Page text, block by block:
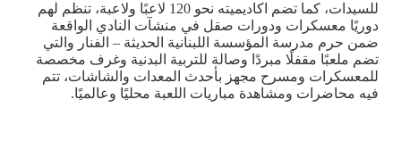
للسيدات، كما تضم اكاديميته نحو 120 لاعبًا ولاعبة، تنظم لهم
دوريًا معسكرات ودورات صقل في منشآت النادي الواقعة
ضمن حرم مدرسة المؤسسة اللبنانية الحديثة – الفنار والتي
تضم ملعبًا مقفلًا مبردًا وصالة للتربية البدنية وغرف مخصصة
للمعسكرات ومسرح مجهز بأحدث المعدات والشاشات، تتم
فيه محاضرات ومشاهدة مباريات اللعبة محليًا وعالميًا.